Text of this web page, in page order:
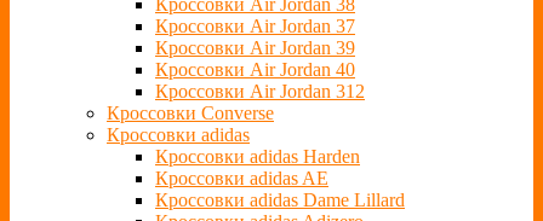
Кроссовки Air Jordan 38
Кроссовки Air Jordan 37
Кроссовки Air Jordan 39
Кроссовки Air Jordan 40
Кроссовки Air Jordan 312
Кроссовки Converse
Кроссовки adidas
Кроссовки adidas Harden
Кроссовки adidas AE
Кроссовки adidas Dame Lillard